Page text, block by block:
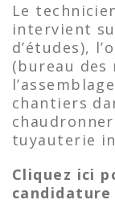
Le
intervient
d’études),
(bureau des
chantiers
tuyauterie
Cliquez ici